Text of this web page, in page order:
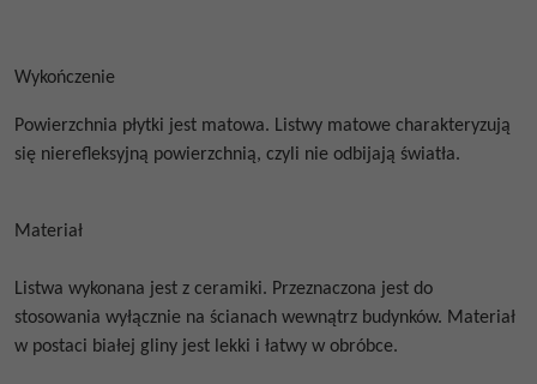
Wykończenie
Powierzchnia płytki jest matowa. Listwy matowe charakteryzują
się nierefleksyjną powierzchnią, czyli nie odbijają światła.
Materiał
Listwa wykonana jest z ceramiki. Przeznaczona jest do
stosowania wyłącznie na ścianach wewnątrz budynków. Materiał
w postaci białej gliny jest lekki i łatwy w obróbce.